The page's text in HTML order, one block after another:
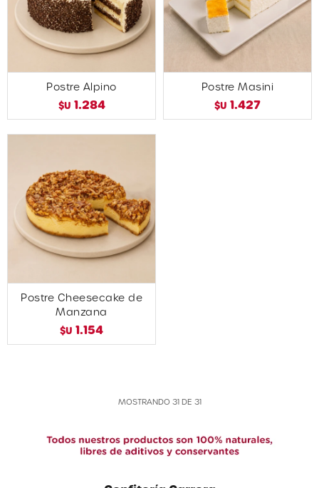
Postre Alpino
$U 1.284
Postre Masini
$U 1.427
Postre Cheesecake de
Manzana
$U 1.154
MOSTRANDO 31DE 31